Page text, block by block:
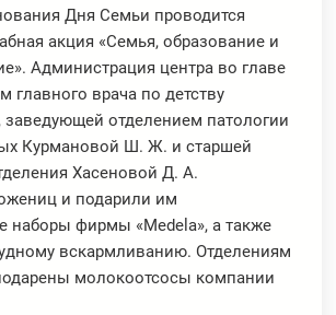
Дня Семьи проводится
акция «Семья, образование и
Администрация центра во главе
главного врача по детству
заведующей отделением патологии
Курмановой Ш. Ж. и старшей
Хасеновой Д. А.
и подарили им
наборы фирмы «Medela», а также
вскармливанию. Отделениям
молокоотсосы компании